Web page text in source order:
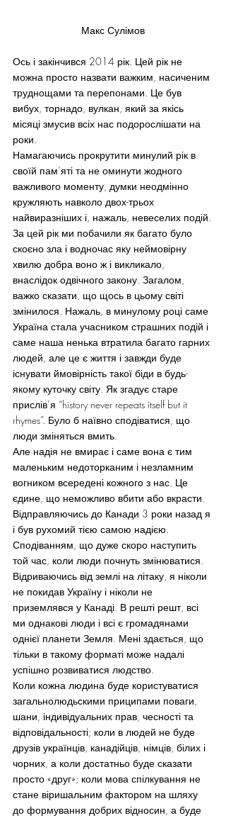
Макс Сулімов
Ось і закінчився 2014 рік. Цей рік не
можна просто назвати важким, насиченим
труднощами та перепонами. Це був
вибух, торнадо, вулкан, який за якісь
місяці змусив всіх нас подорослішати на
роки.
Намагаючись прокрутити минулий рік в
своїй пам’яті та не оминути жодного
важливого моменту, думки неодмінно
кружляють навколо двох-трьох
найвиразніших і, нажаль, невеселих подій.
За цей рік ми побачили як багато було
скоєно зла і водночас яку неймовірну
хвилю добра воно ж і викликало,
внаслідок одвічного закону. Загалом,
важко сказати, що щось в цьому світі
змінилося. Нажаль, в минулому році саме
Україна стала учасником страшних подій і
саме наша ненька втратила багато гарних
людей, але це є життя і завжди буде
існувати ймовірність такої біди в будь-
якому куточку світу. Як згадує старе
прислів’я “history never repeats itself but it
rhymes”. Було б наївно сподіватися, що
люди зміняться вмить.
Але надія не вмирає і саме вона є тим
маленьким недоторканим і незламним
вогником всередені кожного з нас. Це
єдине, що неможливо вбити або вкрасти.
Відправляючись до Канади 3 роки назад я
і був рухомий тією самою надією.
Сподіванням, що дуже скоро наступить
той час, коли люди почнуть змінюватися.
Відриваючись від землі на літаку, я ніколи
не покидав Україну і ніколи не
приземлявся у Канаді. В решті решт, всі
ми однакові люди і всі є громадянами
однієї планети Земля. Мені здається, що
тільки в такому форматі може надалі
успішно розвиватися людство.
Коли кожна людина буде користуватися
загальнолюдьскими приципами поваги,
шани, індивідуальних прав, чесності та
відповідальності; коли в людей не буде
друзів українців, канадійців, німців, білих і
чорних, а коли достатньо буде сказати
просто «друг»; коли мова спілкування не
стане віришальним фактором на шляху
до формування добрих відносин, а буде